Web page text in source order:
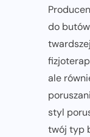
do
ale
styl
twój typ